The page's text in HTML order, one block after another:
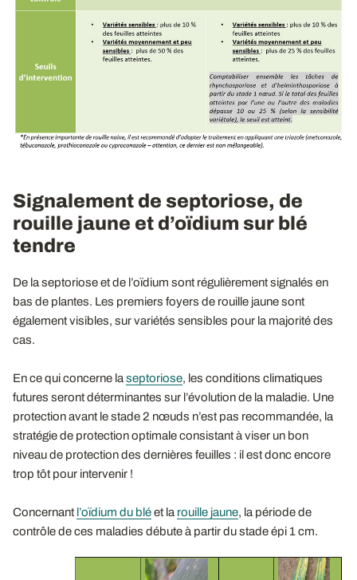
Signalement de septoriose, de
rouille jaune et d’oïdium sur blé
tendre
De la septoriose et de l’oïdium sont régulièrement signalés en
bas de plantes. Les premiers foyers de rouille jaune sont
également visibles, sur variétés sensibles pour la majorité des
cas.
En ce qui concerne laseptoriose, les conditions climatiques
futures seront déterminantes sur l’évolution de la maladie. Une
protection avant le stade 2 nœuds n’est pas recommandée, la
stratégie de protection optimale consistant à viser un bon
niveau de protection des dernières feuilles : il est donc encore
trop tôt pour intervenir !
Concernant l’oïdium du bléet la rouille jaune, la période de
contrôle de ces maladies débute à partir du stade épi 1 cm.